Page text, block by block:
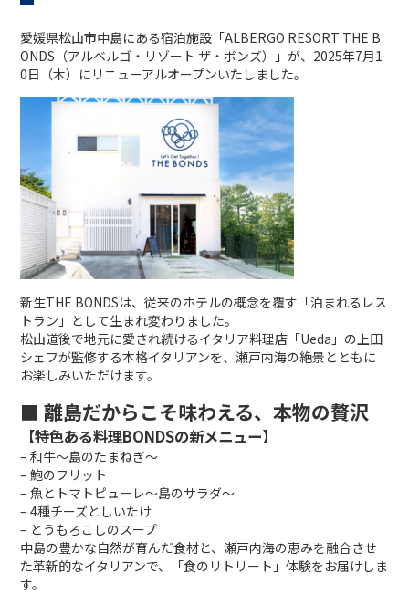
愛媛県松山市中島にある宿泊施設「ALBERGO RESORT THE B
ONDS（アルベルゴ・リゾート ザ・ボンズ）」が、2025年7月1
0日（木）にリニューアルオープンいたしました。
新生THE BONDSは、従来のホテルの概念を覆す「泊まれるレス
トラン」として生まれ変わりました。
松山道後で地元に愛され続けるイタリア料理店「Ueda」の上田
シェフが監修する本格イタリアンを、瀬戸内海の絶景とともに
お楽しみいただけます。
■ 離島だからこそ味わえる、本物の贅沢
【特色ある料理BONDSの新メニュー】
– 和牛～島のたまねぎ～
– 鮑のフリット
– 魚とトマトピューレ～島のサラダ～
– 4種チーズとしいたけ
– とうもろこしのスープ
中島の豊かな自然が育んだ食材と、瀬戸内海の恵みを融合させ
た革新的なイタリアンで、「食のリトリート」体験をお届けしま
す。